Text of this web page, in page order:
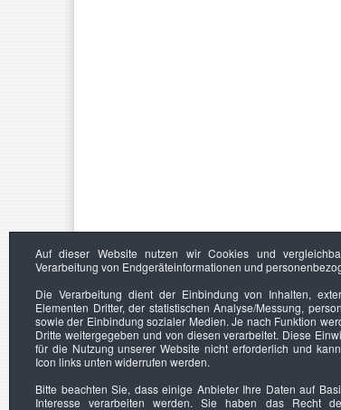
Auf dieser Website nutzen wir Cookies und
Verarbeitung von Endgeräteinformationen und
Die Verarbeitung dient der Einbindung von Inhalten,
Elementen Dritter, der statistischen Analyse/Messung,
sowie der Einbindung sozialer Medien. Je nach Funktion
Dritte weitergegeben und von diesen verarbeitet. Diese
für die Nutzung unserer Website nicht erforderlich und
Icon links unten widerrufen werden.
Bitte beachten Sie, dass einige Anbieter Ihre Daten auf
Interesse verarbeiten werden. Sie haben das Recht